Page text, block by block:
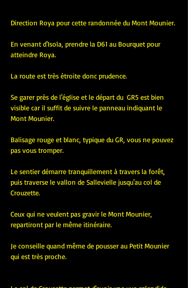
Direction Roya pour cette randonnée du Mont Mounier.
En venant d'Isola, prendre la D61 au Bourquet pour
atteindre Roya.
La route est très étroite donc prudence.
Se garer près de l'église et le départ du  GR5 est bien
visible car il suffit de suivre le panneau indiquant le
Mont Mounier.
Balisage rouge et blanc, typique du GR, vous ne pouvez
pas vous tromper.
Le sentier démarre tranquillement à travers la forêt,
puis traverse le vallon de Sallevielle jusqu'au col de
Crouzette.
Ceux qui ne veulent pas gravir le Mont Mounier,
repartiront par le même itinéraire.
Je conseille quand même de pousser au Petit Mounier
qui est très proche.